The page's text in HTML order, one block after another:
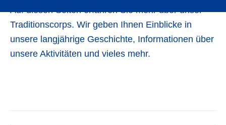
Auf diesen Seiten erfahren Sie mehr über unser
Traditionscorps. Wir geben Ihnen Einblicke in
unsere langjährige Geschichte, Informationen über
unsere Aktivitäten und vieles mehr.